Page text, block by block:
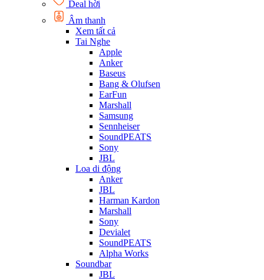
Deal hời
Âm thanh
Xem tất cả
Tai Nghe
Apple
Anker
Baseus
Bang & Olufsen
EarFun
Marshall
Samsung
Sennheiser
SoundPEATS
Sony
JBL
Loa di động
Anker
JBL
Harman Kardon
Marshall
Sony
Devialet
SoundPEATS
Alpha Works
Soundbar
JBL